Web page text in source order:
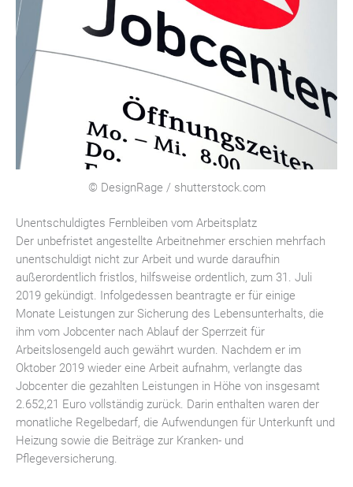
© DesignRage / shutterstock.com
Unentschuldigtes Fernbleiben vom Arbeitsplatz
Der unbefristet angestellte Arbeitnehmer erschien mehrfach
unentschuldigt nicht zur Arbeit und wurde daraufhin
außerordentlich fristlos, hilfsweise ordentlich, zum 31. Juli
2019 gekündigt. Infolgedessen beantragte er für einige
Monate Leistungen zur Sicherung des Lebensunterhalts, die
ihm vom Jobcenter nach Ablauf der Sperrzeit für
Arbeitslosengeld auch gewährt wurden. Nachdem er im
Oktober 2019 wieder eine Arbeit aufnahm, verlangte das
Jobcenter die gezahlten Leistungen in Höhe von insgesamt
2.652,21 Euro vollständig zurück. Darin enthalten waren der
monatliche Regelbedarf, die Aufwendungen für Unterkunft und
Heizung sowie die Beiträge zur Kranken- und
Pflegeversicherung.